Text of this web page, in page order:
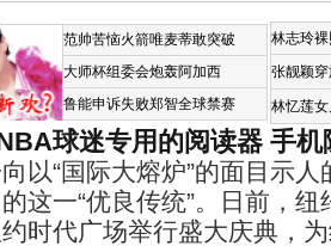
范帅苦恼火箭唯麦蒂敢突破
大师杯组委会炮轰阿加西
鲁能申诉失败郑智全球禁赛
林志玲
张靓颖
林忆莲
球迷专用的阅读器 手机
“国际大熔炉”的面目示人
这一“优良传统”。日前，
约时代广场举行盛大庆典，